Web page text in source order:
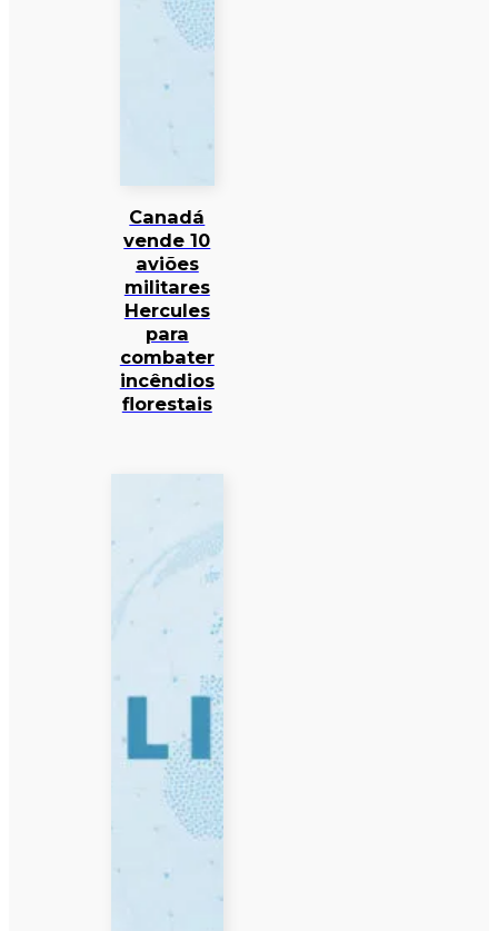
Canadá
vende 10
aviões
militares
Hercules
para
combater
incêndios
florestais